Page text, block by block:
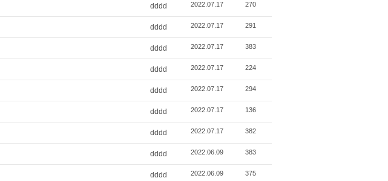
dddd 2022.07.17 270
dddd 2022.07.17 291
dddd 2022.07.17 383
dddd 2022.07.17 224
dddd 2022.07.17 294
dddd 2022.07.17 136
dddd 2022.07.17 382
dddd 2022.06.09 383
dddd 2022.06.09 375